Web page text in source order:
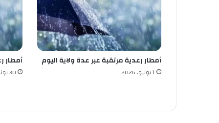
م
ب
ر
ا
ة
ا
ي
أمطار رعدية مرتقبة عبر عدة ولاية اليوم
1 يوليو، 2026
أمطار
30 يونيو، 2026